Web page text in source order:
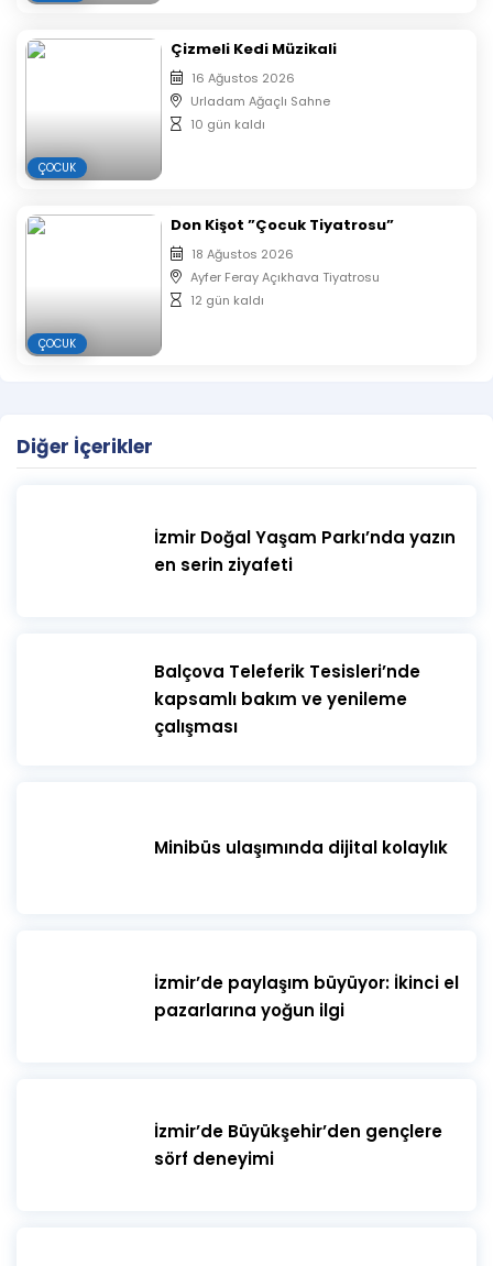
ÇOCUK
Çizmeli Kedi Müzikali
16 Ağustos 2026
Urladam Ağaçlı Sahne
10 gün kaldı
ÇOCUK
Don Kişot ”Çocuk Tiyatrosu”
18 Ağustos 2026
Ayfer Feray Açıkhava Tiyatrosu
12 gün kaldı
Diğer İçerikler
İzmir Doğal Yaşam Parkı’nda yazın
en serin ziyafeti
​Balçova Teleferik Tesisleri’nde
kapsamlı bakım ve yenileme
çalışması
Minibüs ulaşımında dijital kolaylık
İzmir’de paylaşım büyüyor: İkinci el
pazarlarına yoğun ilgi
İzmir’de Büyükşehir’den gençlere
sörf deneyimi